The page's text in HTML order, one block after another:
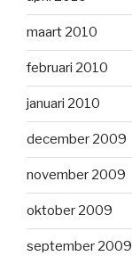
maart 2010
februari 2010
januari 2010
december 2009
november 2009
oktober 2009
september 2009